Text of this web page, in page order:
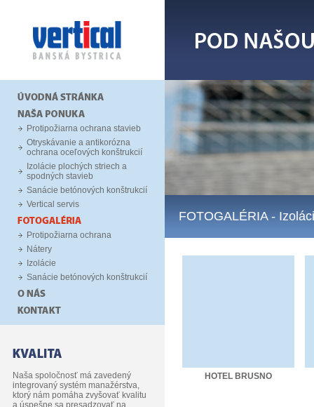
Protipožiarna ochrana stavieb
Otryskávanie a antikorózna
ochrana oceľových konštrukcií
Izolácie plochých striech a
spodných stavieb
Sanácie betónových konštrukcií
Vertical servis
Protipožiarna ochrana
Nátery
Izolácie
Sanácie betónových konštrukcií
Naša spoločnosť má zavedený
integrovaný systém manažérstva,
ktorý nám pomáha zvyšovať kvalitu
a úspešne sa presadzovať na
FOTOGALÉRIA-
HOTEL BRUSNO